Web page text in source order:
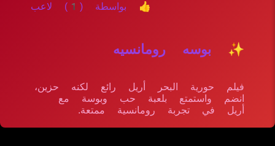
👍 بواسطة (1) لاعب
✨ بوسه رومانسيه
فيلم حورية البحر أريل رائع لكنه حزين،
انضم واستمتع بلعبة حب وبوسة مع
أريل في تجربة رومانسية ممتعة.